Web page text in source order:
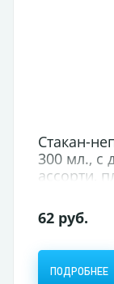
Стакан-
300 мл., с
ассорти,
62 руб.
ПОДРОБНЕЕ